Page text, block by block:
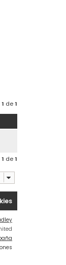
1 de1
1 de1